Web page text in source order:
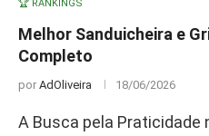
🏆 RANKINGS
Melhor Sanduicheira e
Completo
por AdOliveira 18/06/2026
A Busca pela Praticidade